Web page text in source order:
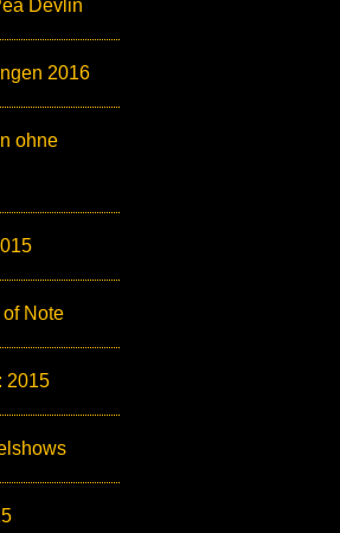
Devlin
2016
ohne
Note
2015